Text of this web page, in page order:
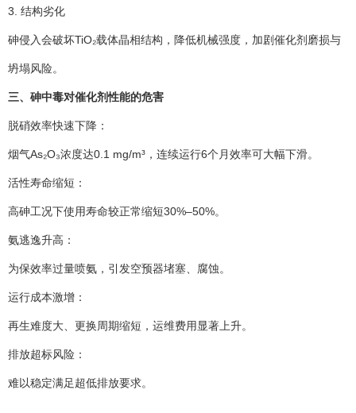
3. 结构劣化
砷侵入会破坏TiO₂载体晶相结构，降低机械强度，加剧催化剂磨损与
坍塌风险。
三、砷中毒对催化剂性能的危害
脱硝效率快速下降：
烟气As₂O₃浓度达0.1 mg/m³，连续运行6个月效率可大幅下滑。
活性寿命缩短：
高砷工况下使用寿命较正常缩短30%–50%。
氨逃逸升高：
为保效率过量喷氨，引发空预器堵塞、腐蚀。
运行成本激增：
再生难度大、更换周期缩短，运维费用显著上升。
排放超标风险：
难以稳定满足超低排放要求。